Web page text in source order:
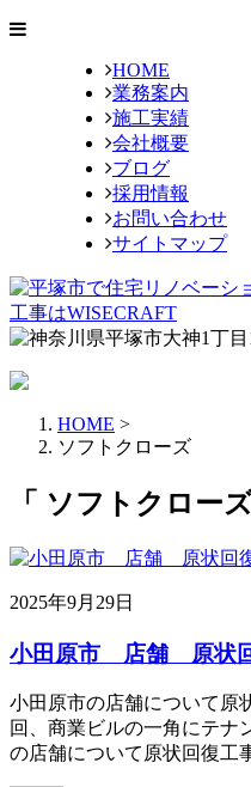
HOME
業務案内
施工実績
会社概要
ブログ
採用情報
お問い合わせ
サイトマップ
HOME >
ソフトクローズ
「 ソフトクロー
2025年9月29日
小田原市 店舗 原状
小田原市の店舗について原
回、商業ビルの一角にテナ
の店舗について原状回復工